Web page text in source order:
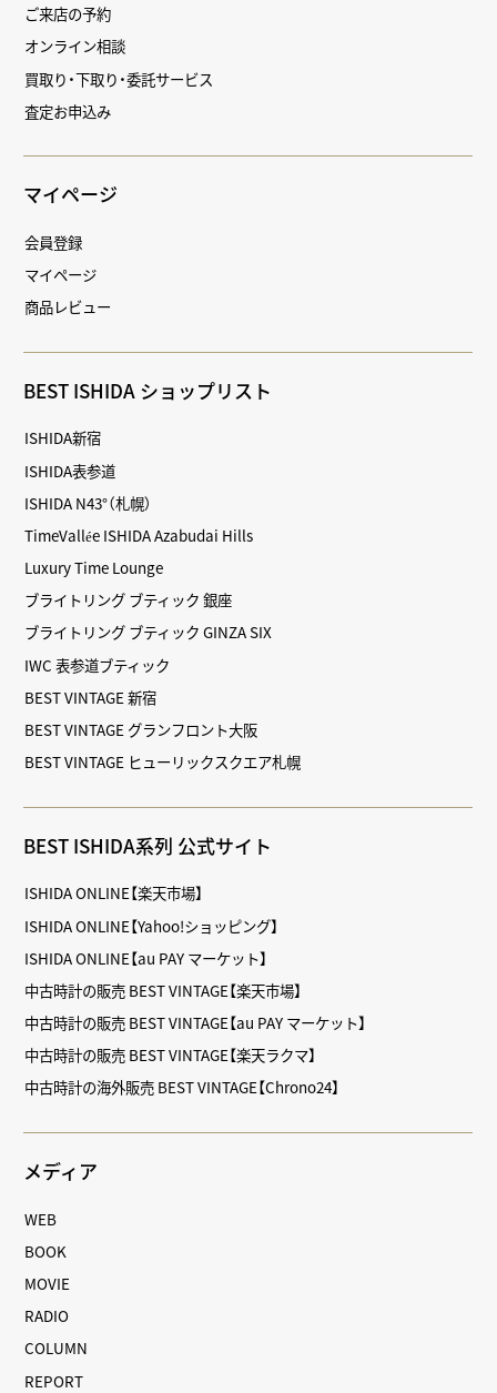
ご来店の予約
オンライン相談
買取り・下取り・委託サービス
査定お申込み
マイページ
会員登録
マイページ
商品レビュー
BEST ISHIDA ショップリスト
ISHIDA新宿
ISHIDA表参道
ISHIDA N43°（札幌）
TimeVallée ISHIDA Azabudai Hills
Luxury Time Lounge
ブライトリング ブティック 銀座
ブライトリング ブティック GINZA SIX
IWC 表参道ブティック
BEST VINTAGE 新宿
BEST VINTAGE グランフロント大阪
BEST VINTAGE ヒューリックスクエア札幌
BEST ISHIDA系列 公式サイト
ISHIDA ONLINE【楽天市場】
ISHIDA ONLINE【Yahoo!ショッピング】
ISHIDA ONLINE【au PAY マーケット】
中古時計の販売 BEST VINTAGE【楽天市場】
中古時計の販売 BEST VINTAGE【au PAY マーケット】
中古時計の販売 BEST VINTAGE【楽天ラクマ】
中古時計の海外販売 BEST VINTAGE【Chrono24】
メディア
WEB
BOOK
MOVIE
RADIO
COLUMN
REPORT